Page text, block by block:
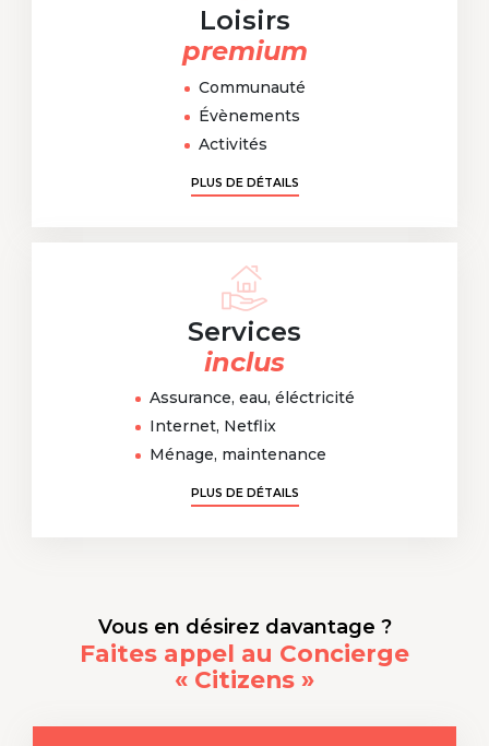
Loisirs
premium
Communauté
Évènements
Activités
PLUS DE DÉTAILS
Services
inclus
Assurance, eau, éléctricité
Internet, Netflix
Ménage, maintenance
PLUS DE DÉTAILS
Vous en désirez davantage ?
Faites appel au Concierge
« Citizens »